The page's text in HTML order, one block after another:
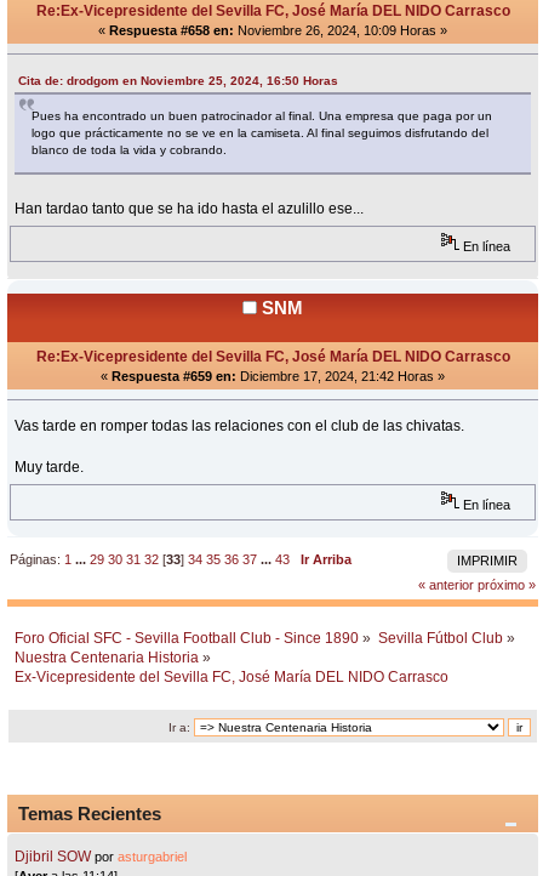
Re:Ex-Vicepresidente del Sevilla FC, José María DEL NIDO Carrasco
« Respuesta #658 en: Noviembre 26, 2024, 10:09 Horas »
Cita de: drodgom en Noviembre 25, 2024, 16:50 Horas
Pues ha encontrado un buen patrocinador al final. Una empresa que paga por un
logo que prácticamente no se ve en la camiseta. Al final seguimos disfrutando del
blanco de toda la vida y cobrando.
Han tardao tanto que se ha ido hasta el azulillo ese...
En línea
SNM
Re:Ex-Vicepresidente del Sevilla FC, José María DEL NIDO Carrasco
« Respuesta #659 en: Diciembre 17, 2024, 21:42 Horas »
Vas tarde en romper todas las relaciones con el club de las chivatas.
Muy tarde.
En línea
IMPRIMIR
Páginas: 1 ...29 30 31 32 [33]34 35 36 37 ...43
Ir Arriba
« anterior próximo »
Foro Oficial SFC - Sevilla Football Club - Since 1890 » Sevilla Fútbol Club »
Nuestra Centenaria Historia »
Ex-Vicepresidente del Sevilla FC, José María DEL NIDO Carrasco
Ir a:
Temas Recientes
Djibril SOW porasturgabriel